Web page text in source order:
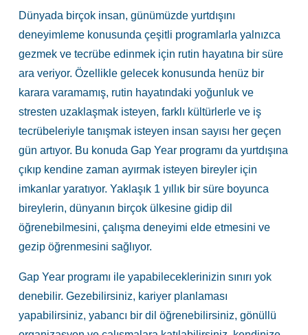
Dünyada birçok insan, günümüzde yurtdışını
deneyimleme konusunda çeşitli programlarla yalnızca
gezmek ve tecrübe edinmek için rutin hayatına bir süre
ara veriyor. Özellikle gelecek konusunda henüz bir
karara varamamış, rutin hayatındaki yoğunluk ve
stresten uzaklaşmak isteyen, farklı kültürlerle ve iş
tecrübeleriyle tanışmak isteyen insan sayısı her geçen
gün artıyor. Bu konuda Gap Year programı da yurtdışına
çıkıp kendine zaman ayırmak isteyen bireyler için
imkanlar yaratıyor. Yaklaşık 1 yıllık bir süre boyunca
bireylerin, dünyanın birçok ülkesine gidip dil
öğrenebilmesini, çalışma deneyimi elde etmesini ve
gezip öğrenmesini sağlıyor.
Gap Year programı ile yapabileceklerinizin sınırı yok
denebilir. Gezebilirsiniz, kariyer planlaması
yapabilirsiniz, yabancı bir dil öğrenebilirsiniz, gönüllü